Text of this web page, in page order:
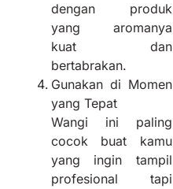
dengan produk
yang aromanya
kuat dan
bertabrakan.
Gunakan di Momen
yang Tepat
Wangi ini paling
cocok buat kamu
yang ingin tampil
profesional tapi